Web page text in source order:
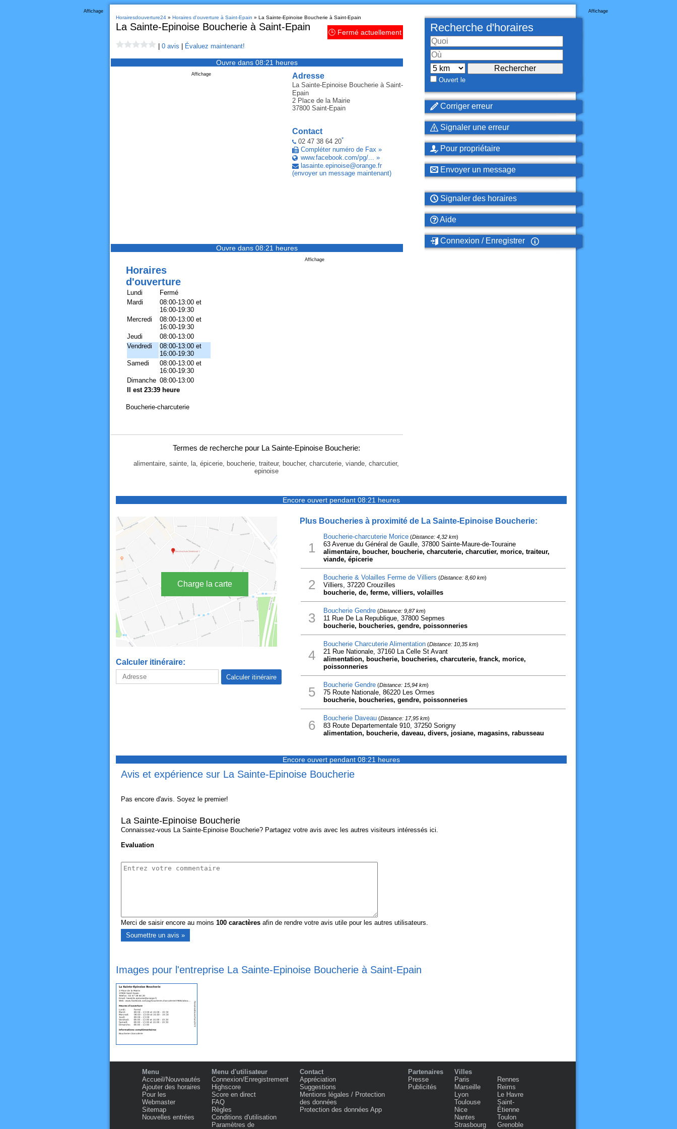
Affichage
Horairesdouverture24» Horaires d'ouverture à Saint-Epain » La Sainte-Epinoise Boucherie à Saint-Epain
La Sainte-Epinoise Boucherie à Saint-Epain 🕒 Fermé actuellement
0 avis Évaluez maintenant!
Ouvre dans 08:21 heures
Adresse
La Sainte-Epinoise Boucherieà Saint-
Epain
2 Place de la Mairie
37800 Saint-Epain
Contact
02 47 38 64 20*
Compléter numéro de Fax »
www.facebook.com/pg/... »
lasainte.epinoise@orange.fr
(envoyer un message maintenant)
Affichage
Ouvre dans 08:21 heures
Affichage
Horaires
d'ouverture
Lundi
Fermé
Mardi
08:00-13:00 et
16:00-19:30
Mercredi
08:00-13:00 et
16:00-19:30
Jeudi
08:00-13:00
Vendredi
08:00-13:00 et
16:00-19:30
Samedi
08:00-13:00 et
16:00-19:30
Dimanche 08:00-13:00
Il est 23:39 heure
Boucherie-charcuterie
Termes de recherche pour La Sainte-Epinoise Boucherie:
alimentaire, sainte, la, épicerie, boucherie, traiteur, boucher, charcuterie, viande, charcutier,
epinoise
Affichage
Recherche d'horaires
Ouvert le
Corriger erreur
Signaler une erreur
Pour propriétaire
Envoyer un message
Signaler des horaires
Aide
Connexion / Enregistrer
Encore ouvert pendant 08:21 heures
Charge la carte
Calculer itinéraire:
Plus Boucheries à proximité de La Sainte-Epinoise Boucherie:
1
Boucherie-charcuterie Morice(Distance: 4,32 km)
63 Avenue du Général de Gaulle, 37800 Sainte-Maure-de-Touraine
alimentaire, boucher, boucherie, charcuterie, charcutier, morice, traiteur,
viande, épicerie
2 Boucherie & Volailles Ferme de Villiers (Distance: 8,60 km)
Villiers, 37220 Crouzilles
boucherie, de, ferme, villiers, volailles
3 Boucherie Gendre(Distance: 9,87 km)
11 Rue De La Republique, 37800 Sepmes
boucherie, boucheries, gendre, poissonneries
4
Boucherie Charcuterie Alimentation(Distance: 10,35 km)
21 Rue Nationale, 37160 La Celle St Avant
alimentation, boucherie, boucheries, charcuterie, franck, morice,
poissonneries
5 Boucherie Gendre(Distance: 15,94 km)
75 Route Nationale, 86220 Les Ormes
boucherie, boucheries, gendre, poissonneries
6 Boucherie Daveau(Distance: 17,95 km)
83 Route Departementale 910, 37250 Sorigny
alimentation, boucherie, daveau, divers, josiane, magasins, rabusseau
Encore ouvert pendant 08:21 heures
Avis et expérience sur La Sainte-Epinoise Boucherie
Pas encore d'avis. Soyez le premier!
La Sainte-Epinoise Boucherie
Connaissez-vous La Sainte-Epinoise Boucherie? Partagez votre avis avec les autres visiteurs intéressés ici.
Evaluation
Merci de saisir encore au moins 100caractèresafin de rendre votre avis utile pour les autres utilisateurs.
Images pour l'entreprise La Sainte-Epinoise Boucherie à Saint-Epain
Menu
Accueil/Nouveautés
Ajouter des horaires
Pour les
Webmaster
Sitemap
Nouvelles entrées
Menu d'utilisateur
Connexion/Enregistrement
Highscore
Score en direct
FAQ
Règles
Conditions d'utilisation
Paramètres de
Contact
Appréciation
Suggestions
Mentions légales / Protection
des données
Protection des données App
Partenaires
Presse
Publicités
Villes
Paris
Marseille
Lyon
Toulouse
Nice
Nantes
Strasbourg
Rennes
Reims
Le Havre
Saint-
Étienne
Toulon
Grenoble